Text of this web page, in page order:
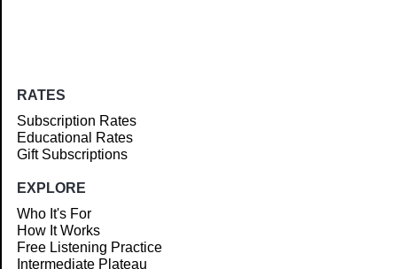
RATES
Subscription Rates
Educational Rates
Gift Subscriptions
EXPLORE
Who It's For
How It Works
Free Listening Practice
Intermediate Plateau